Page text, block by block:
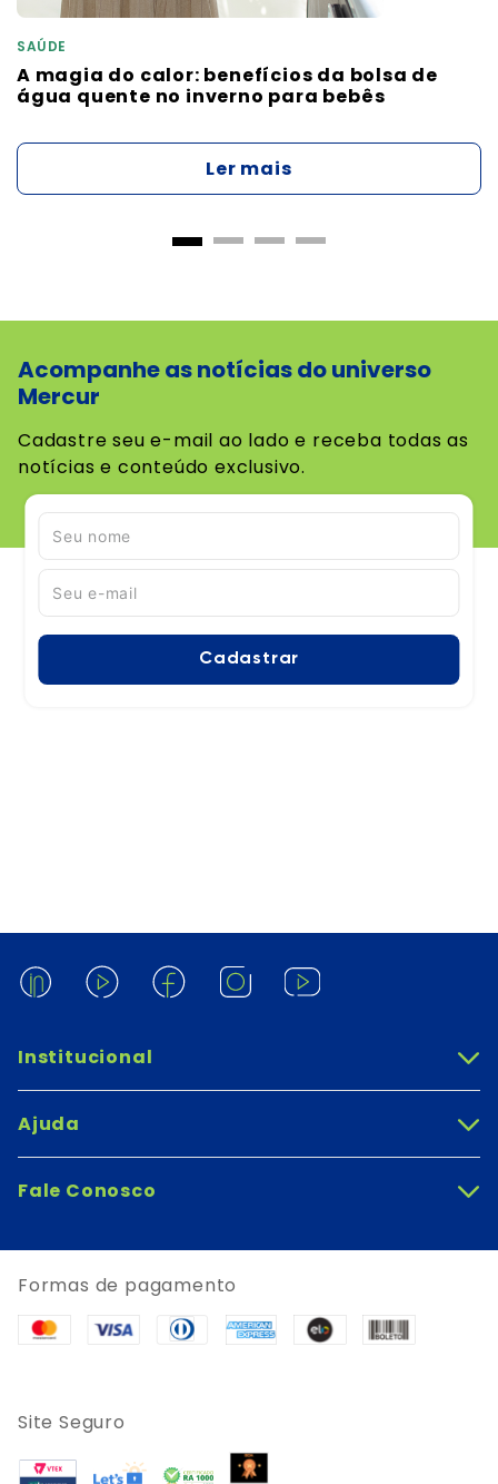
SAÚDE
A magia do calor: benefícios da bolsa de
água quente no inverno para bebês
Ler mais
Acompanhe as notícias do universo
Mercur
Cadastre seu e-mail ao lado e receba todas as
notícias e conteúdo exclusivo.
Cadastrar
Institucional +
Ajuda +
Fale Conosco +
Formas de pagamento
Site Seguro